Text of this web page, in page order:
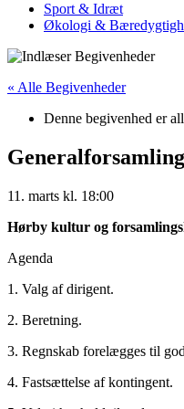
Sport & Idræt
Økologi &
« Alle Begivenheder
Denne begivenhed er
11. marts kl. 18:00
Hørby kultur og
Agenda
1. Valg af dirigent.
2. Beretning.
3. Regnskab forelægges til
4. Fastsættelse af kontingent.